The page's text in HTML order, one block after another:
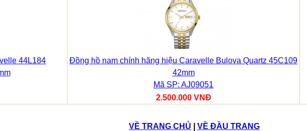
44L184
Đồng hồ nam chính hãng hiệu Caravelle Bulova Quartz 45C109
42mm
Mã SP: AJ09051
2.500.000 VNĐ
VỀ TRANG CHỦ VỀ ĐẦU TRANG